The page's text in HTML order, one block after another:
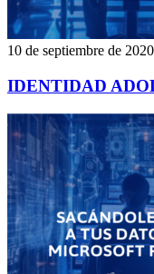
10 de septiembre de 2020
IDENTIDAD